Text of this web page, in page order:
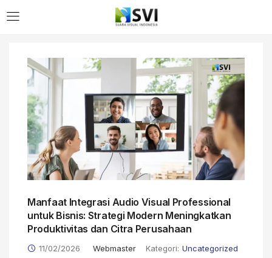
Manfaat Integrasi Audio Visual Professional
untuk Bisnis: Strategi Modern Meningkatkan
Produktivitas dan Citra Perusahaan
11/02/2026 Webmaster Kategori: Uncategorized